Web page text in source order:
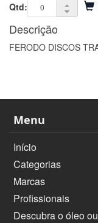
Qtd:
Descrição
FERODO DISCOS
Menu
Início
Categorias
Marcas
Profissionais
Descubra o óleo